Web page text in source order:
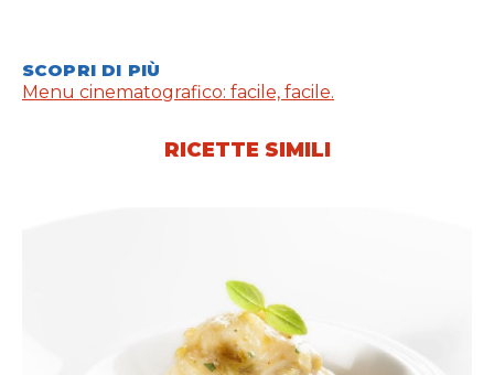
SCOPRI DI PIÙ
Menu cinematografico: facile, facile.
RICETTE SIMILI